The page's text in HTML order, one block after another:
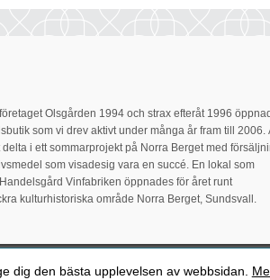
dig den bästa upplevelsen av webbsidan.
Olsgården 1994 och strax efteråt 1996
som vi drev aktivt under många år fram till 2006.
i ett sommarprojekt på Norra Berget med
som visadesig vara en succé. En lokal som
Vinfabriken öppnades för året runt
kulturhistoriska område Norra Berget, Sundsvall.
Mail:smakrummet@telia.com|